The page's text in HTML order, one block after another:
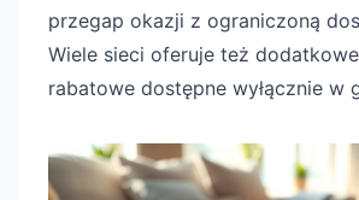
przegap okazji z ograniczoną
Wiele sieci oferuje też
rabatowe dostępne wyłącznie w